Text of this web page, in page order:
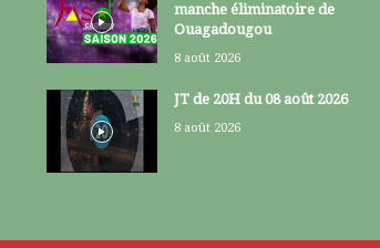
manche éliminatoire de
Ouagadougou
8 août 2026
JT de 20H du 08 août 2026
8 août 2026